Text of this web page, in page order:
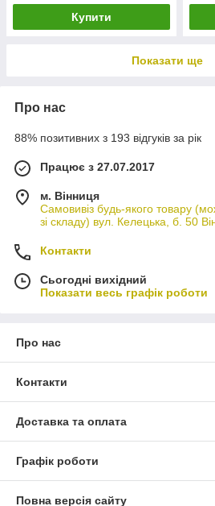
Купити
Показати ще
Про нас
88% позитивних з 193 відгуків за рік
Працює з 27.07.2017
м. Вінниця
Самовивіз будь-якого товару
зі складу) вул. Келецька, б. 50
Контакти
Сьогодні вихідний
Показати весь графік роботи
Про нас
Контакти
Доставка та оплата
Графік роботи
Повна версія сайту